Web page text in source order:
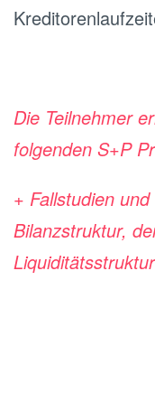
Die Teilnehmer
folgenden S+P
+ Fallstudien
Bilanzstruktur,
Liquiditätsstruktur